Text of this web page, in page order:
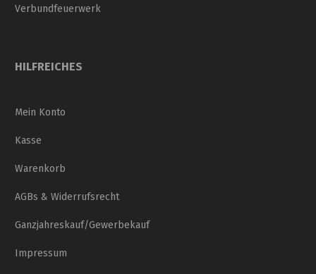
Verbundfeuerwerk
HILFREICHES
Mein Konto
Kasse
Warenkorb
AGBs & Widerrufsrecht
Ganzjahreskauf/Gewerbekauf
Impressum